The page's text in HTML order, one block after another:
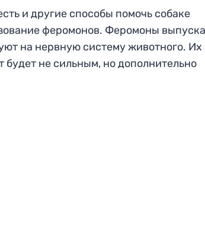
и другие способы помочь собаке
феромонов. Феромоны
на нервную систему животного. Их
не сильным, но дополнительно